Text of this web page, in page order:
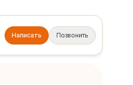
Написать Позвонить